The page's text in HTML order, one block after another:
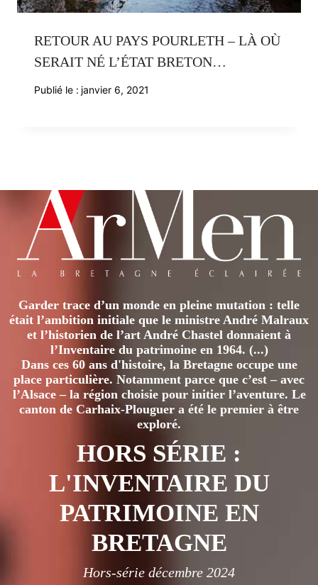
RETOUR AU PAYS POURLETH – LÀ OÙ
SERAIT NÉ L’ÉTAT BRETON…
Publié le : janvier 6, 2021
Garder trace d’un monde en pleine mutation : telle
était l’ambition initiale que le ministre André Malraux
et l’historien de l’art André Chastel donnaient à
l’Inventaire du patrimoine en 1964. (...)
Dans ces 60 ans d'histoire, la Bretagne occupe une
place particulière. Notamment parce que c’est – avec
l’Alsace – la région choisie pour initier l’aventure. Le
canton de Carhaix-Plouguer a été le premier à être
exploré.
HORS SÉRIE :
L'INVENTAIRE DU
PATRIMOINE EN
BRETAGNE
Hors-série décembre 2024